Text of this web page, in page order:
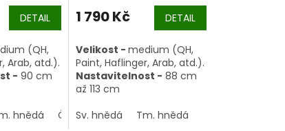
DETAIL
(QH,
Arab, atd.).
- 90 cm
hnědá Černohnědá
1 790 Kč DETAIL
Velikost -medium (QH,
Paint, Haflinger, Arab, atd.).
Nastavitelnost - 88 cm
až 113 cm
Sv. hnědá
Tm. hnědá